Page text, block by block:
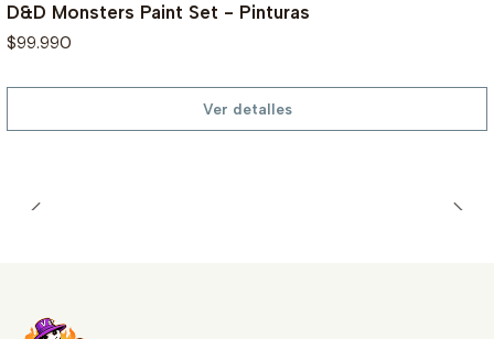
D&D Monsters Paint Set - Pinturas
$99.990
Ver detalles